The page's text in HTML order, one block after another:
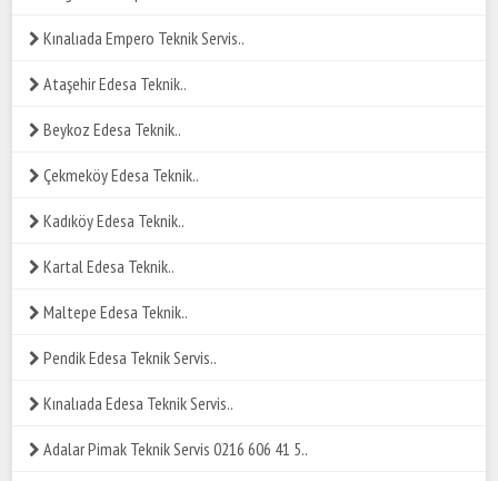
Kınalıada Empero Teknik Servis..
Ataşehir Edesa Teknik..
Beykoz Edesa Teknik..
Çekmeköy Edesa Teknik..
Kadıköy Edesa Teknik..
Kartal Edesa Teknik..
Maltepe Edesa Teknik..
Pendik Edesa Teknik Servis..
Kınalıada Edesa Teknik Servis..
Adalar Pimak Teknik Servis 0216 606 41 5..